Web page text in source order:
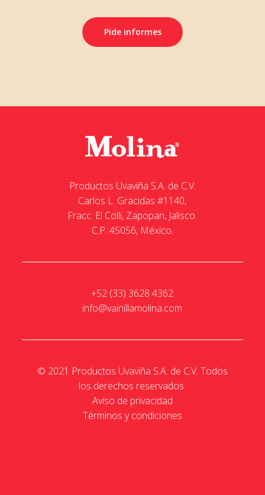
Pide informes
Productos Uvaviña S.A. de C.V.
Carlos L. Gracidas #1140,
Fracc. El Colli, Zapopan, Jalisco.
C.P. 45056, México.
+52 (33) 3628 4362
info@vainillamolina.com
© 2021 Productos Uvaviña S.A. de C.V. Todos
los derechos reservados.
Aviso de privacidad
Términos y condiciones